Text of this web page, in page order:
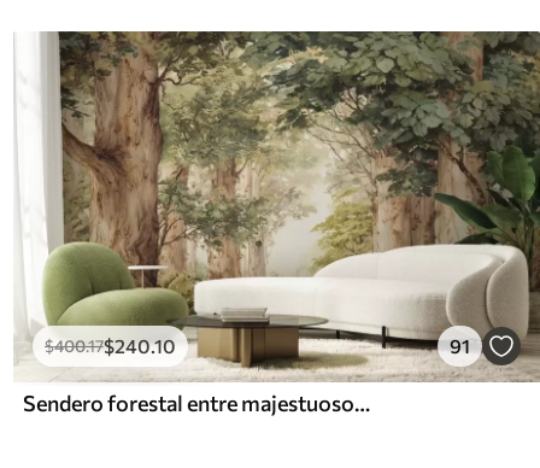
$400.17$240.10 91
Sendero forestal entre majestuosos árboles en estilo acuarela